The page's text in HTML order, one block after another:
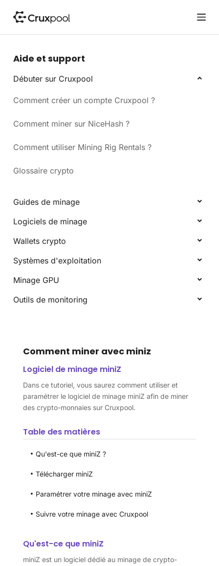
s
Aide et support
Débuter sur Cruxpool
Comment créer un compte Cruxpool ?
Comment miner sur NiceHash ?
Comment utiliser Mining Rig Rentals ?
Glossaire crypto
Guides de minage
Logiciels de minage
Wallets crypto
Systèmes d'exploitation
Minage GPU
Outils de monitoring
Comment miner avec miniz
Logiciel de minage miniZ
Dans ce tutoriel, vous saurez comment utiliser et
paramétrer le logiciel de minage miniZ afin de miner
des crypto-monnaies sur Cruxpool.
Table des matières
Qu'est-ce que miniZ ?
Télécharger miniZ
Paramétrer votre minage avec miniZ
Suivre votre minage avec Cruxpool
Qu'est-ce que miniZ
miniZ est un logiciel dédié au minage de crypto-